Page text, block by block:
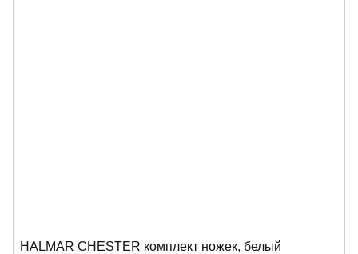
HALMAR CHESTER комплект ножек, белый